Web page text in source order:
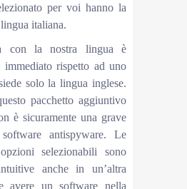
per voi hanno la
italiana.
con la nostra lingua è
immediato rispetto ad uno
solo la lingua inglese.
pacchetto aggiuntivo
è sicuramente una grave
antispyware. Le
selezionabili sono
anche in un’altra
avere un software nella